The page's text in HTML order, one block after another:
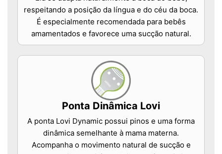
respeitando a posição da língua e do céu da boca.
É especialmente recomendada para bebês
amamentados e favorece uma sucção natural.
Ponta Dinâmica Lovi
A ponta Lovi Dynamic possui pinos e uma forma
dinâmica semelhante à mama materna.
Acompanha o movimento natural de sucção e